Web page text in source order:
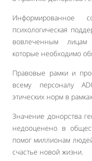
Информированное
психологическая
вовлеченным лицам
которые необходимо
Правовые рамки и
всему персоналу
этических норм в
Значение донорства
недооценено в
помог миллионам
счастье новой жизни.